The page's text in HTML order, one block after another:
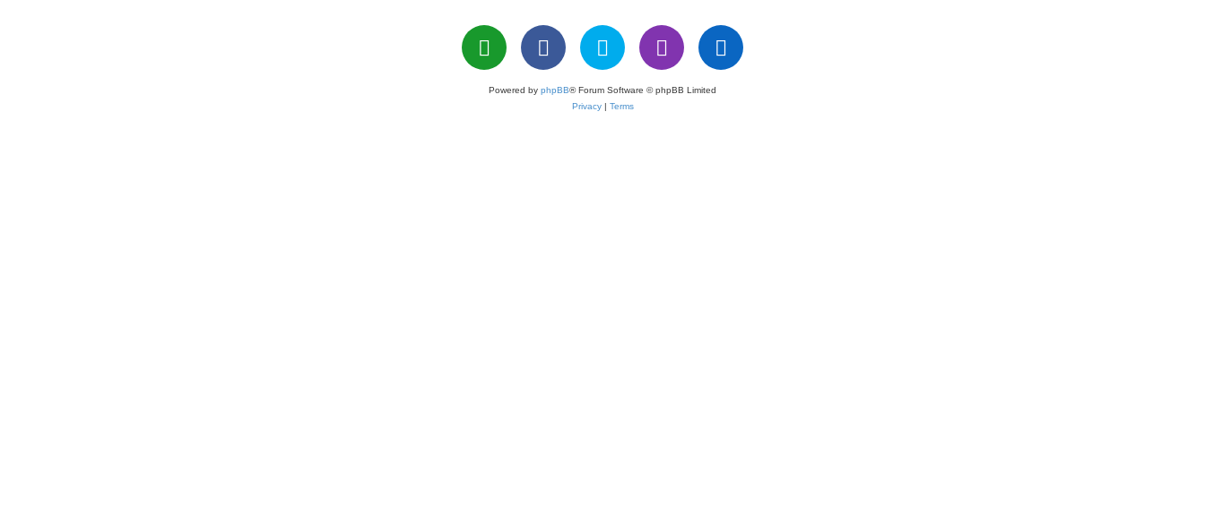
Powered by phpBB® Forum Software © phpBB Limited
Privacy| Terms